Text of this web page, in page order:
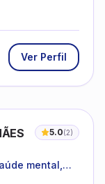
Ver Perfil
5.0(2)
mental,